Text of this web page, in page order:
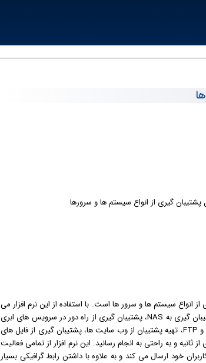
از انواع سیستم ها و سرور ها است. با استفاده از ایننرم افزار می
توانید فعالیت هایی چون ایجاد فایل های ایمیج مستقل از سخت افزار، پشتیبان گیری به NAS، پشتیبان گیری از راه دور در سرویس های ابری
نظیر Google Drive ،Amazon S3 ،Azure Storage ،OneDrive ،Dropbo و FTP، تهیه پشتیبان از وب سایت ها، پشتیبان گیری از فایل های
ثانیه و به راحتی به انجام رسانید. این نرم افزار از تمامی فعالیت
خود ارسال می کند و به علاوه با داشتن رابطگرافیکی بسیار